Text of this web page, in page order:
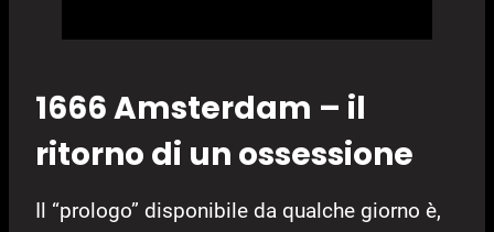
1666 Amsterdam – il
ritorno di un ossessione
Il “prologo” disponibile da qualche giorno è,